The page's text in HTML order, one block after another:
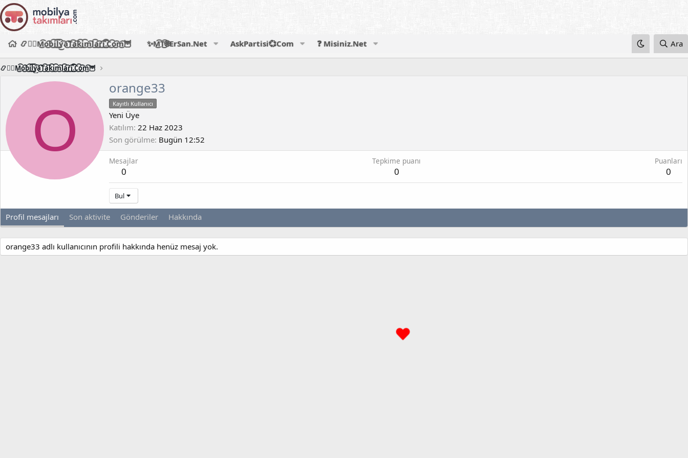
📿🧙‍♂️M͜͡o͜͡b͜͡i͜͡l͜͡y͜͡a͜͡T͜͡a͜͡k͜͡i͜͡m͜͡l͜͡a͜͡r͜͡i͜͡.͜͡C͜͡o͜͡m͜͡🦉 ✨M͜͡T͜͡🌐ErSan.Net AskPartisi💞Com ❓ Misiniz.Net Ara
📿🧙‍♂️M͜͡o͜͡b͜͡i͜͡l͜͡y͜͡a͜͡T͜͡a͜͡k͜͡i͜͡m͜͡l͜͡a͜͡r͜͡i͜͡.͜͡C͜͡o͜͡m͜͡🦉
O
orange33
Kayıtlı Kullanıcı
Yeni Üye
Katılım 22 Haz 2023
Son görülme Bugün 12:52
Mesajlar
0
Tepkime puanı
0
Puanları
0
Bul
Profil mesajları Son aktivite Gönderiler Hakkında
orange33 adlı kullanıcının profili hakkında henüz mesaj yok.